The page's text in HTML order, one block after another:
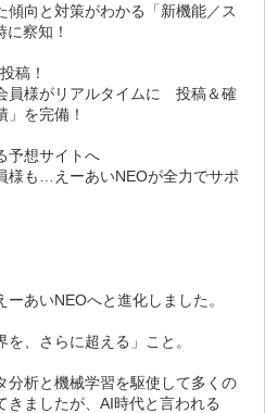
向と対策がわかる「新機能／ス
察知！
稿！
員様がリアルタイムに 投稿＆確
を完備！
予想サイトへ
様も…えーあいNEOが全力でサポ
あいNEOへと進化しました。
、さらに超える」こと。
分析と機械学習を駆使して多くの
ましたが、AI時代と言われる